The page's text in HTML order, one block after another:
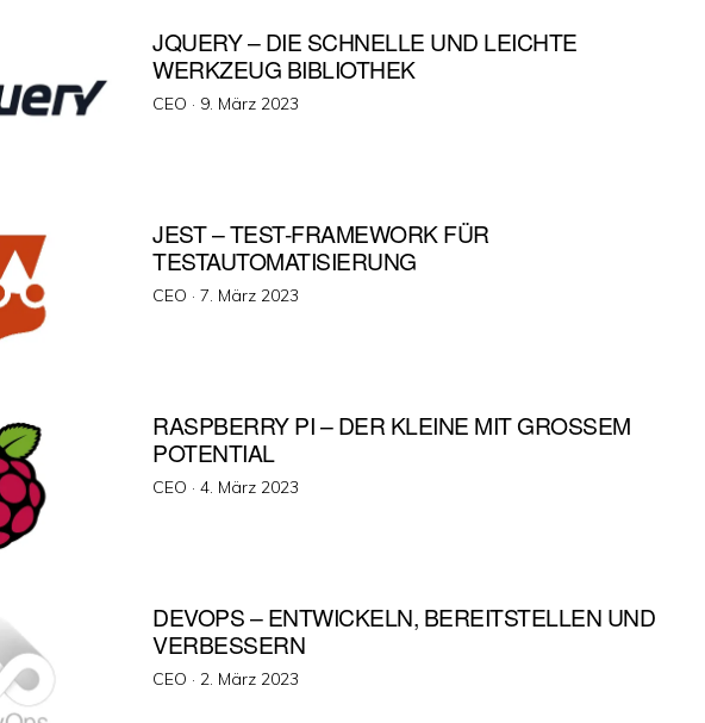
JQUERY – DIE SCHNELLE UND LEICHTE
WERKZEUG BIBLIOTHEK
CEO · Veröffentlicht
9. März 2023
JEST – TEST-FRAMEWORK FÜR
TESTAUTOMATISIERUNG
CEO ·Veröffentlicht
7. März 2023
RASPBERRY PI – DER KLEINE MIT GROSSEM P
OTENTIAL
CEO ·Veröffentlicht
4. März 2023
DEVOPS – ENTWICKELN, BEREITSTELLEN UND
VERBESSERN
CEO · Veröffentlicht
2. März 2023